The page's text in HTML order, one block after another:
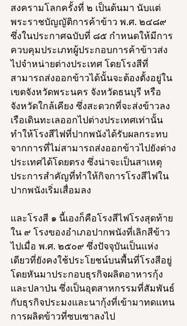
สงครามโลกครั้งที่ ๒ เป็นต้นมา นับแต่
พระราชบัญญัติการค้าข้าว พ.ศ. ๒๔๘๙
ซึ่งในประกาศฉบับที่ ๘๕ กำหนดให้มีการ
ควบคุมประเภทผู้ประกอบการค้าข้าวส่ง
ไปจำหน่ายต่างประเทศ โดยโรงสีที่
สามารถส่งออกข้าวได้นั้นจะต้องตั้งอยู่ใน
เขตจังหวัดพระนคร จังหวัดธนบุรี หรือ
จังหวัดใกล้เคียง ซึ่งสะดวกที่จะส่งข้าวลง
เรือเดินทะเลออกไปต่างประเทศเท่านั้น
ทำให้โรงสีไฟที่ปากพนังได้รับผลกระทบ
จากการที่ไม่สามารถส่งออกข้าวไปยังต่าง
ประเทศได้โดยตรง ซึ่งน่าจะเป็นสาเหตุ
ประการสำคัญที่ทำให้กิจการโรงสีไฟใน
ปากพนังเริ่มเสื่อมลง
และโรงสี ๑ นี้เองก็คือโรงสีไฟโรงสุดท้าย
ใน ๙ โรงของอำเภอปากพนังที่เลิกสีข้าว
ไปเมื่อ พ.ศ. ๒๕๐๙ ซึ่งปัจจุบันเป็นแห่ง
เดียวที่ยังคงใช้ประโยชน์บนพื้นที่โรงสีอยู่
โดยหันมาประกอบธุรกิจผลิตอาหารกุ้ง
และปลาป่น ซึ่งเป็นอุตสาหกรรมที่สัมพันธ์
กับธุรกิจประมงและนากุ้งที่เข้ามาทดแทน
การผลิตข้าวที่ซบเซาลงไป